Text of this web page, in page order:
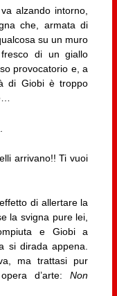
alzando intorno,
che, armata di
su un muro
fresco di un giallo
provocatorio e, a
di Giobi è troppo
arrivano!! Ti vuoi
di allertare la
la svigna pure lei,
e Giobi a
si dirada appena.
ma trattasi pur
d’arte:Non